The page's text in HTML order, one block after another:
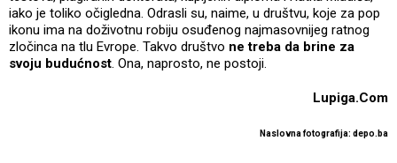
iako je toliko očigledna. Odrasli su, naime, u društvu, koje za pop
ikonu ima na doživotnu robiju osuđenog najmasovnijeg ratnog
zločinca na tlu Evrope. Takvo društvo ne treba da brine za
svoju budućnost. Ona, naprosto, ne postoji.
Lupiga.Com
Naslovna fotografija: depo.ba